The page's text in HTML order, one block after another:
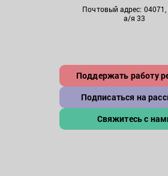
Почтовый адрес: 04071,
а/я 33
Поддержать работу
Подписаться на
Свяжитесь с